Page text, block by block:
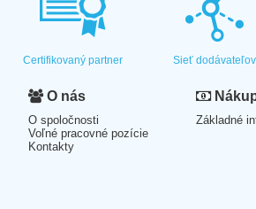
Certifikovaný partner Sieť dodávateľov
O nás
O spoločnosti
Voľné pracovné pozície
Kontakty
Základné